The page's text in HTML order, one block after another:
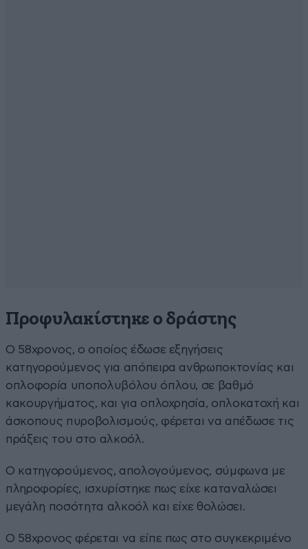
Προφυλακίστηκε ο δράστης
Ο 58χρονος, ο οποίος έδωσε εξηγήσεις
κατηγορούμενος για απόπειρα ανθρωποκτονίας και
οπλοφορία υποπολυβόλου όπλου, σε βαθμό
κακουργήματος, και για οπλοχρησία, οπλοκατοχή και
άσκοπους πυροβολισμούς, φέρεται να απέδωσε τις
πράξεις του στο αλκοόλ.
Ο κατηγορούμενος, απολογούμενος, σύμφωνα με
πληροφορίες, ισχυρίστηκε πως είχε καταναλώσει
μεγάλη ποσότητα αλκοόλ και είχε θολώσει.
Ο 58χρονος φέρεται να είπε πως στο συγκεκριμένο